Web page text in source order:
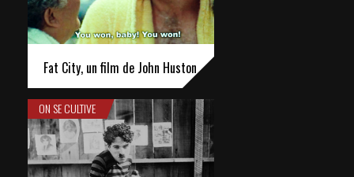
Fat City, un film de John Huston
ON SE CULTIVE